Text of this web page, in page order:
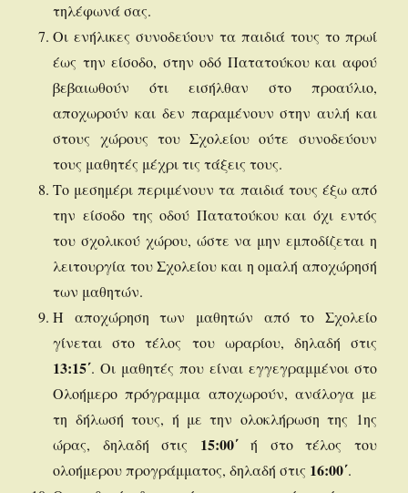
τηλέφωνά σας.
Οι ενήλικες συνοδεύουν τα παιδιά τους το πρωί
έως την είσοδο, στην οδό Πατατούκου και αφού
βεβαιωθούν ότι εισήλθαν στο προαύλιο,
αποχωρούν και δεν παραμένουν στην αυλή και
στους χώρους του Σχολείου ούτε συνοδεύουν
τους μαθητές μέχρι τις τάξεις τους.
Το μεσημέρι περιμένουν τα παιδιά τους έξω από
την είσοδο της οδού Πατατούκου και όχι εντός
του σχολικού χώρου, ώστε να μην εμποδίζεται η
λειτουργία του Σχολείου και η ομαλή αποχώρησή
των μαθητών.
Η αποχώρηση των μαθητών από το Σχολείο
γίνεται στο τέλος του ωραρίου, δηλαδή στις
13:15΄. Οι μαθητές που είναι εγγεγραμμένοι στο
Ολοήμερο πρόγραμμα αποχωρούν, ανάλογα με
τη δήλωσή τους, ή με την ολοκλήρωση της 1ης
ώρας, δηλαδή στις 15:00΄ή στο τέλος του
ολοήμερου προγράμματος, δηλαδή στις 16:00΄.